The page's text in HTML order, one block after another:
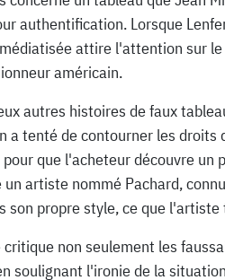
authentification. Lorsque
attire l'attention sur
américain.
autres histoires de faux
a tenté de contourner les
que l'acheteur découvre
artiste nommé Pachard,
son propre style, ce que
non seulement les
soulignant l'ironie de la